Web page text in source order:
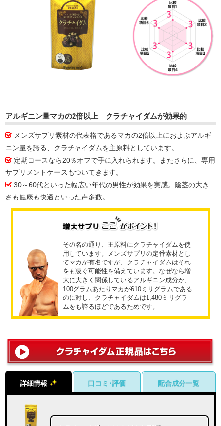
アルギニン量マカの2倍以上 クラチャイダムが効果的
メンズサプリ素材の代表格であるマカの2倍以上におよぶアルギ
ニン量を誇る、クラチャイダムを主原料としています。
定期コースなら20％オフで手に入れられます。またさらに、専用
サプリメントケースもついてきます。
30～60代といった幅広い年代の男性が効果を実感。陰茎の大き
さも健康も快適といった声多数。
その名の通り、主原料にクラチャイダムを使
用しています。メンズサプリの定番素材とし
てマカが有名ですが、クラチャイダムはそれ
をも凌ぐ可能性を備えています。なぜなら増
大に大きく関係しているアルギニン成分が、
100グラムあたりマカが610ミリグラムである
のに対し、クラチャイダムは1,480ミリグラ
ムをも誇るほどであるためです。
詳細情報 口コミ･評価 配合成分一覧